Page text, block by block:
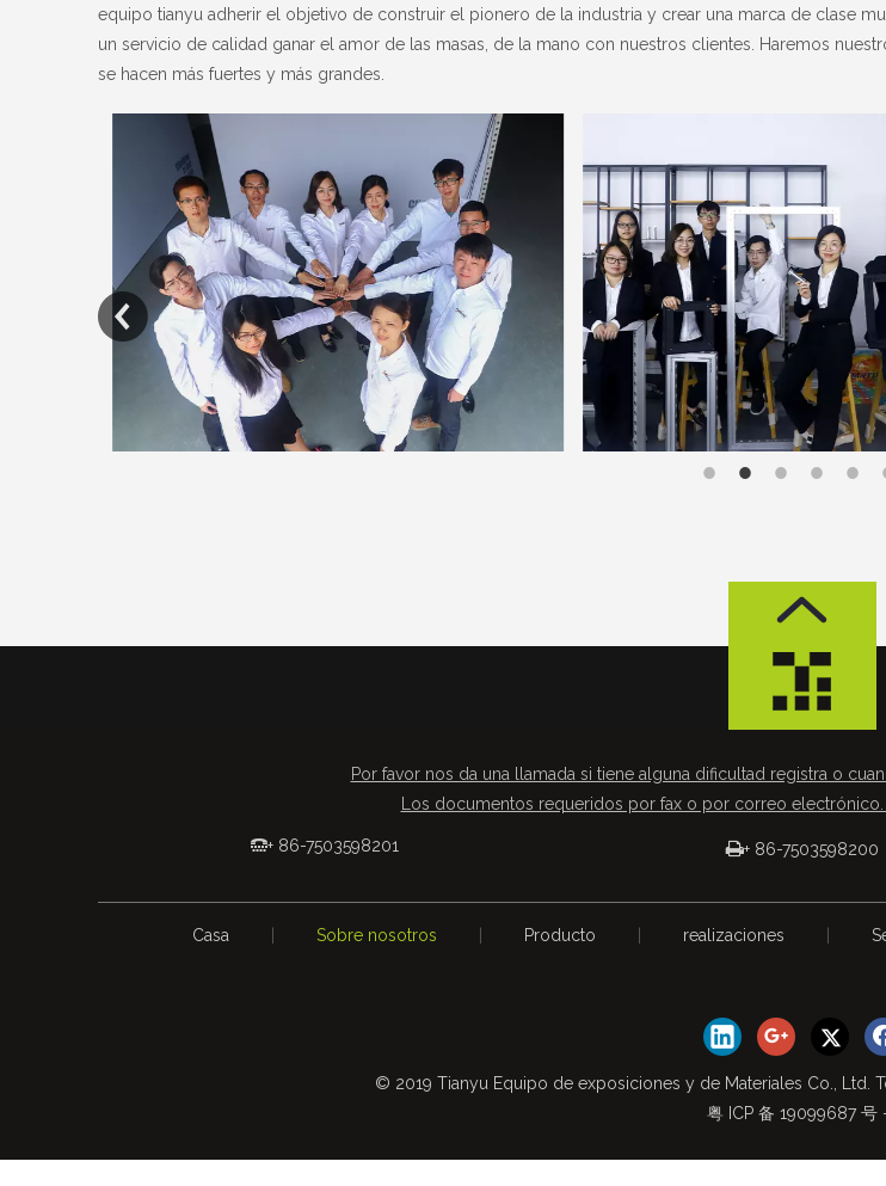
equipo tianyu adherir el objetivo de construir el pionero de la industria y crear una marca de clase
un servicio de calidad ganar el amor de las masas, de la mano con nuestros clientes. Haremos
se hacen más fuertes y más grandes.
Por favor nos da una llamada si tiene alguna dificultad registra o
Los documentos requeridos por fax o por correo electrónico.
+ 86-7503598201 + 86-7503598200
Casa Sobre nosotros Producto realizaciones
© 2019 Tianyu Equipo de exposiciones y de Materiales Co., Ltd.
粤 ICP 备 19099687 号